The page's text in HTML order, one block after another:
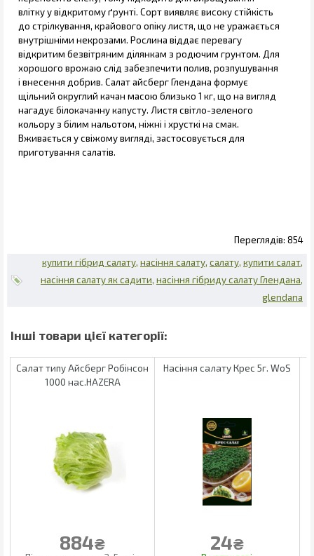
влітку у відкритому ґрунті. Сорт виявляє високу стійкість
до стрілкування, крайового опіку листя, що не уражається
внутрішніми некрозами. Рослина віддає перевагу
відкритим безвітряним ділянкам з родючим грунтом. Для
хорошого врожаю слід забезпечити полив, розпушування
і внесення добрив. Салат айсберг Глендана формує
щільний округлий качан масою близько 1 кг, що на вигляд
нагадує білокачанну капусту. Листя світло-зеленого
кольору з білим нальотом, ніжні і хрусткі на смак.
Вживається у свіжому вигляді, застосовується для
приготування салатів.
854
купити гібрид салату насіння салату салату купити салат
насіння салату як садити насіння гібриду салату Глендана
glendana
Салат типу Айсберг Робінсон
1000 нас.HAZERA
884₴
Насіння салату Крес 5г. WoS
24₴